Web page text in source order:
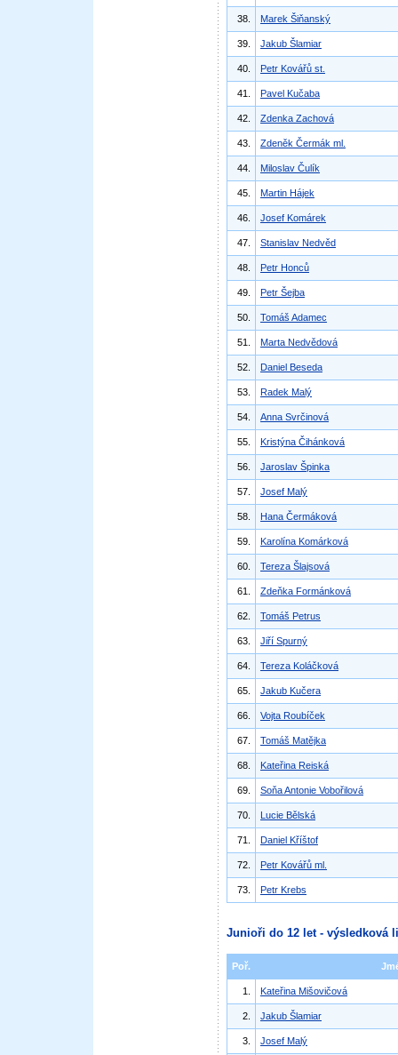
38. Marek Šiňanský
39. Jakub Šlamiar
40. Petr Kovářů st.
41. Pavel Kučaba
42. Zdenka Zachová
43. Zdeněk Čermák ml.
44. Miloslav Čulík
45. Martin Hájek
46. Josef Komárek
47. Stanislav Nedvěd
48. Petr Honců
49. Petr Šejba
50. Tomáš Adamec
51. Marta Nedvědová
52. Daniel Beseda
53. Radek Malý
54. Anna Svrčinová
55. Kristýna Čihánková
56. Jaroslav Špinka
57. Josef Malý
58. Hana Čermáková
59. Karolína Komárková
60. Tereza Šlajsová
61. Zdeňka Formánková
62. Tomáš Petrus
63. Jiří Spurný
64. Tereza Koláčková
65. Jakub Kučera
66. Vojta Roubíček
67. Tomáš Matějka
68. Kateřina Reiská
69. Soňa Antonie Vobořilová
70. Lucie Bělská
71. Daniel Kříštof
72. Petr Kovářů ml.
73. Petr Krebs
Junioři do 12 let - výsledková
Poř.
1. Kateřina Mišovičová
2. Jakub Šlamiar
3. Josef Malý